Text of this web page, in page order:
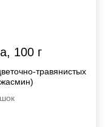
100 г
травянистых